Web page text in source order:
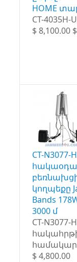
HOME
CT-4035H-
$ 8,100.00
CT-N3077-
կողպեքը
Bands
3000 մ
CT-N3077-
$ 4,800.00